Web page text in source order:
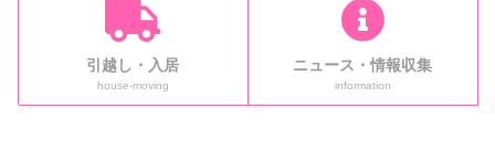
引越し・入居
house-moving
ニュース・情報収集
information